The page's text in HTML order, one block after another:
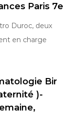
Paris 7e
Duroc, deux
en charge
Bir
)-